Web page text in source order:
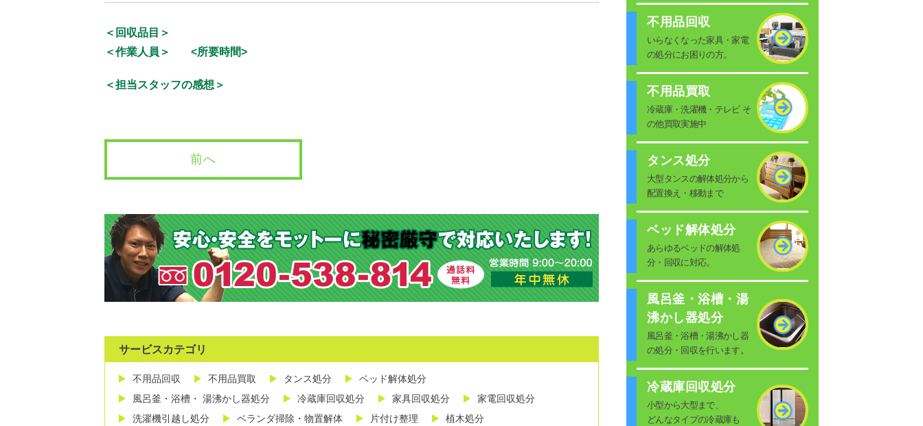
＜回収品目＞
＜作業人員＞
<所要時間>
＜担当スタッフの感想＞
前へ
サービスカテゴリ
不用品回収 不用品買取 タンス処分
ベッド解体処分
風呂釜・浴槽・ 湯沸かし器処分
冷蔵庫回収処分 家具回収処分
家電回収処分
洗濯機引越し処分
ベランダ掃除・物置解体 片付け整理
植木処分
不用品回収
いらなくなった家具・家電
の処分にお困りの方。
不用品買取
冷蔵庫・洗濯機・テレビ そ
の他買取実施中
タンス処分
大型タンスの解体処分から
配置換え・移動まで
ベッド解体処分
あらゆるベッドの解体処
分・回収に対応。
風呂釜・浴槽・湯
沸かし器処分
風呂釜・浴槽・湯沸かし器
の処分・回収を行います。
冷蔵庫回収処分
小型から大型まで、
どんなタイプの冷蔵庫も